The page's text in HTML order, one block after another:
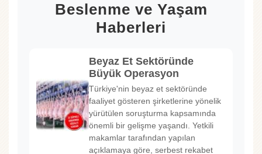
Beslenme ve Yaşam
Haberleri
Beyaz Et Sektöründe
Büyük Operasyon
Türkiye'nin beyaz et sektöründe
faaliyet gösteren şirketlerine yönelik
yürütülen soruşturma kapsamında
önemli bir gelişme yaşandı. Yetkili
makamlar tarafından yapılan
açıklamaya göre, serbest rekabet